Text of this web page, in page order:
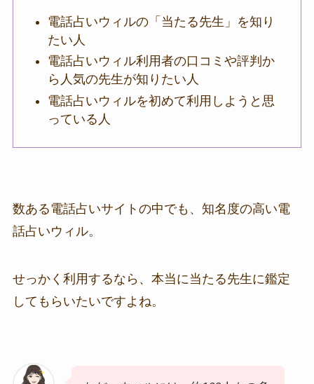
電話占いウィルの「当たる先生」を知り
たい人
電話占いウィル利用者の口コミや評判か
ら人気の先生が知りたい人
電話占いウィルを初めて利用しようと思
っている人
数ある電話占いサイトの中でも、知名度の高い電
話占いウィル。
せっかく利用するなら、本当に当たる先生に鑑定
してもらいたいですよね。